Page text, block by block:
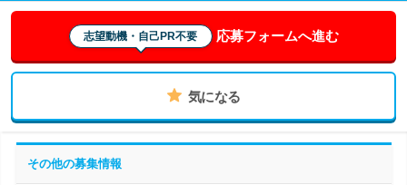
志望動機・自己PR不要 応募フォームへ進む
気になる
その他の募集情報